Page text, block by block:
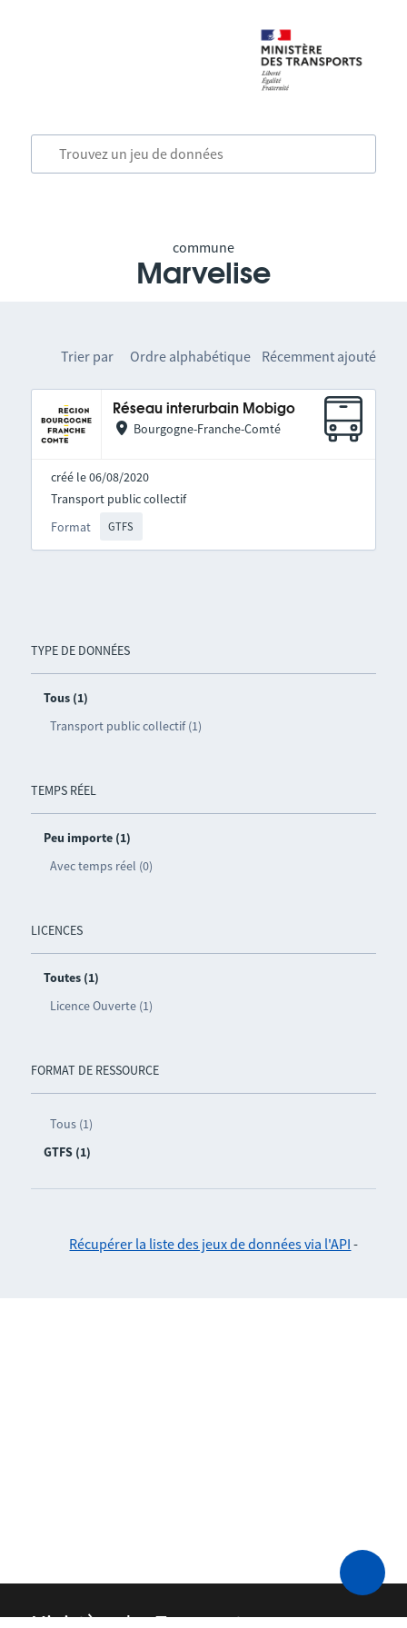
commune
Marvelise
TYPE DE DONNÉES
Tous (1)
Transport public collectif (1)
TEMPS RÉEL
Peu importe (1)
Avec temps réel (0)
LICENCES
Toutes (1)
Licence Ouverte (1)
FORMAT DE RESSOURCE
Tous (1)
GTFS (1)
Trier par Ordre alphabétique Récemment ajouté
Réseau interurbain Mobigo
Bourgogne-Franche-Comté
créé le 06/08/2020
Format GTFS
Transport public collectif
Récupérer la liste des jeux de données via l'API -